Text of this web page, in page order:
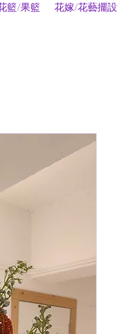
籃/果籃 花嫁/花藝擺設